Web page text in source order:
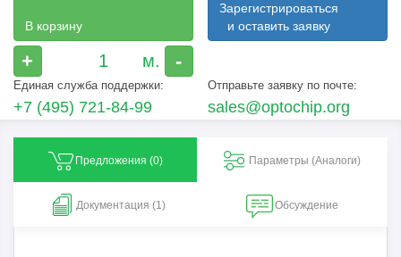
В корзину
+ -
Зарегистрироваться
и оставить заявку
Единая служба поддержки:
+7 (495) 721-84-99
Отправьте заявку по почте:
sales@optochip.org
Предложения (0) Параметры (Aналоги)
Документация (1) Обсуждение